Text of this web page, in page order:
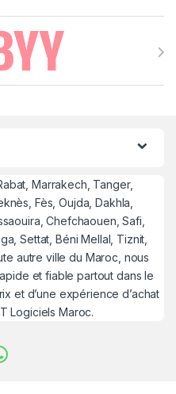
Marrakech, Tanger,
Fès, Oujda, Dakhla,
Chefchaouen, Safi,
Settat, Béni Mellal, Tiznit,
autre ville du Maroc, nous
et fiable partout dans le
et d’une expérience d’achat
Logiciels Maroc.